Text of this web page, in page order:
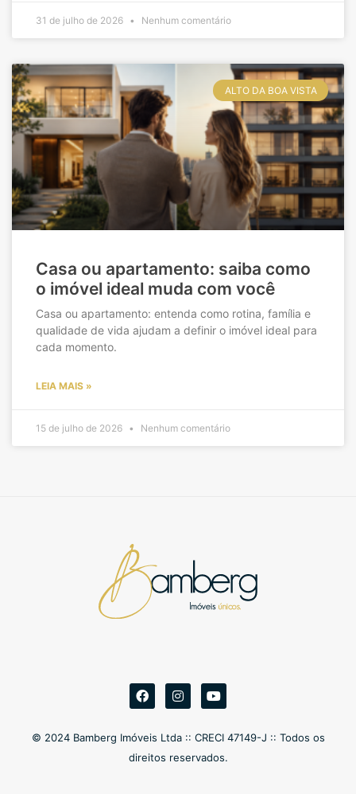
31 de julho de 2026 Nenhum comentário
ALTO DA BOA VISTA
Casa ou apartamento: saiba como
o imóvel ideal muda com você
Casa ou apartamento: entenda como rotina, família e
qualidade de vida ajudam a definir o imóvel ideal para
cada momento.
LEIA MAIS »
15 de julho de 2026 Nenhum comentário
© 2024 Bamberg Imóveis Ltda :: CRECI 47149-J :: Todos os
direitos reservados.